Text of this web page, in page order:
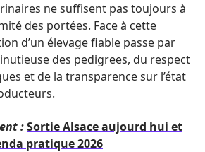
ne suffisent pas toujours à
des portées. Face à cette
d’un élevage fiable passe par
des pedigrees, du respect
et de la transparence sur l’état
:Sortie Alsace aujourd hui et
pratique 2026